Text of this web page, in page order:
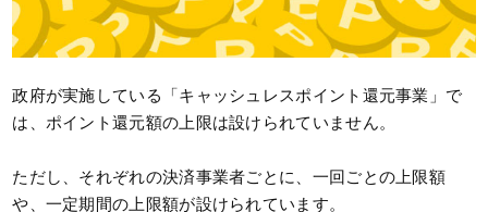
政府が実施している「キャッシュレスポイント還元事業」で
は、ポイント還元額の上限は設けられていません。
ただし、それぞれの決済事業者ごとに、一回ごとの上限額
や、一定期間の上限額が設けられています。